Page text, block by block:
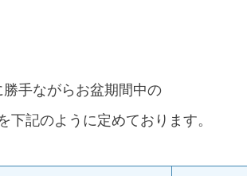
勝手ながらお盆期間中の
下記のように定めております。